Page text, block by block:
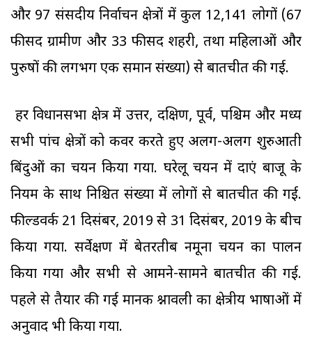
और 97 संसदीय निर्वाचन क्षेत्रों में कुल 12,141 लोगों (67
फीसद ग्रामीण और 33 फीसद शहरी, तथा महिलाओं और
पुरुषों की लगभग एक समान संख्या) से बातचीत की गई.
हर विधानसभा क्षेत्र में उत्तर, दक्षिण, पूर्व, पश्चिम और मध्य
सभी पांच क्षेत्रों को कवर करते हुए अलग-अलग शुरुआती
बिंदुओं का चयन किया गया. घरेलू चयन में दाएं बाजू के
नियम के साथ निश्चित संख्या में लोगों से बातचीत की गई.
फील्डवर्क 21 दिसंबर, 2019 से 31 दिसंबर, 2019 के बीच
किया गया. सर्वेक्षण में बेतरतीब नमूना चयन का पालन
किया गया और सभी से आमने-सामने बातचीत की गई.
पहले से तैयार की गई मानक प्रश्नावली का क्षेत्रीय भाषाओं में
अनुवाद भी किया गया.